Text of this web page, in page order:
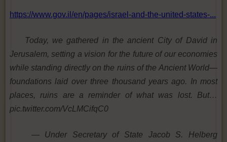
https://www.gov.il/en/pages/israel-and-the-united-states-...
Today, we gathered in the ancient City of David in
Jerusalem, setting a vision for the future of our economies
while standing directly on the ruins of the Ancient World—
foundations laid over three thousand years ago. In most
places, ruins are a reminder of what was lost. But…
pic.twitter.com/VcLMCifqC0
— Under Secretary of State Jacob S. Helberg